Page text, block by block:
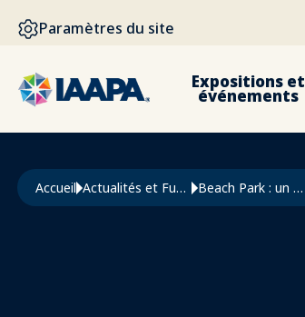
ALLER AU CONTENU PRINCIPAL
Paramètres du site
Expositions et
événements
Fil d'Ariane
Accueil Actualités et Funworld Beach Park : un Succès Retentissant